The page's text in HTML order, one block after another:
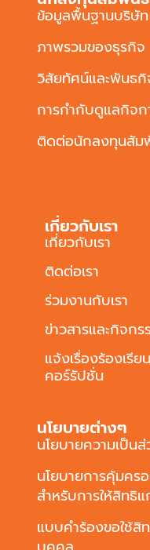
ข้อมูลพื้นฐานบริษัท
ภาพรวมของธุรกิจ
วิสัยทัศน์และพันธ
การกำกับดูแลกิจก
ติดต่อนักลงทุนสัม
เกี่ยวกับเรา
เกี่ยวกับเรา
ติดต่อเรา
ร่วมงานกับเรา
ข่าวสารและกิจกร
แจ้งเรื่องร้องเรีย
คอร์รัปชั่น
นโยบายต่างๆ
นโยบายความเป็น
นโยบายการคุ้มค
สำหรับการให้สิทธิ
แบบคำร้องขอใช้สิ